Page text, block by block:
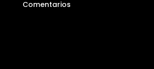
Comentarios